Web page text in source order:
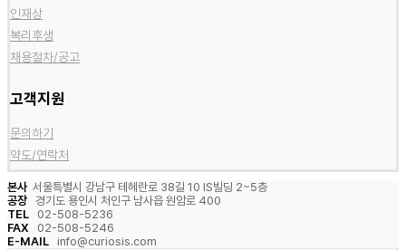
인재상
복리후생
채용절차/공고
고객지원
문의하기
약도/연락처
본사 서울특별시 강남구 테헤란로 38길 10 IS빌딩 2~5층
공장 경기도 용인시 처인구 남사읍 원암로 400
TEL
02-508-5236
FAX
02-508-5246
E-MAIL
info@curiosis.com